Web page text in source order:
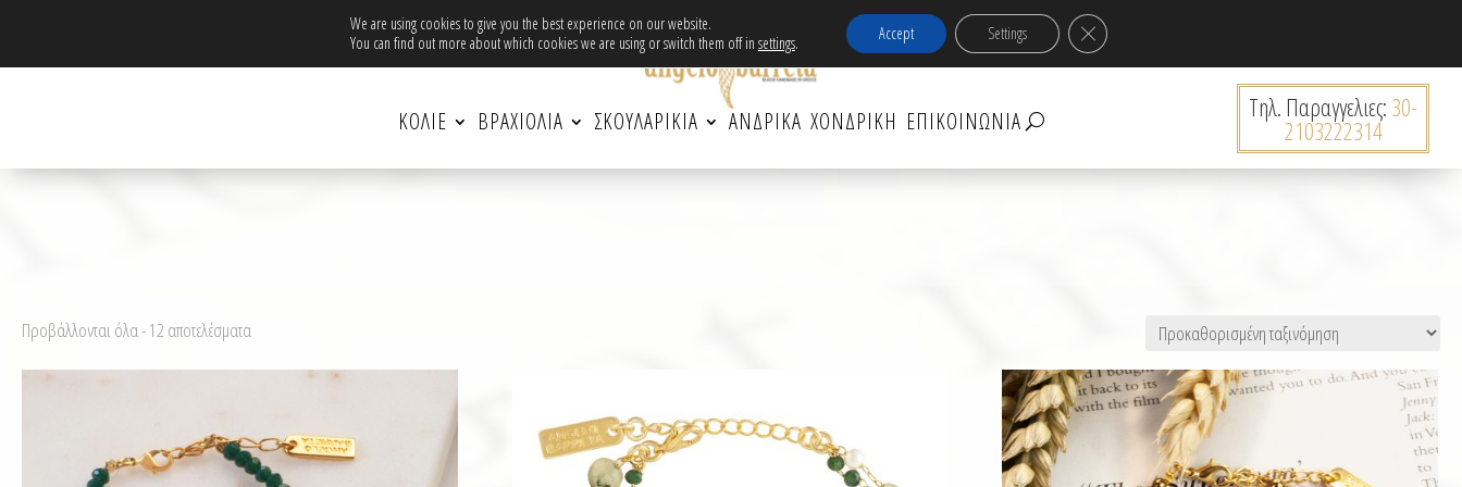
Δωρεάν μεταφορικά εντός Ελλάδας για αγορές άνω των 30€!
ΚΟΛΙΕ ΒΡΑΧΙΟΛΙΑ ΣΚΟΥΛΑΡΙΚΙΑ ΑΝΔΡΙΚΆ ΧΟΝΔΡΙΚΗ ΕΠΙΚΟΙΝΩΝΊΑ Tηλ. Παραγγελιες: 30-
2103222314
Προβάλλονται όλα - 12 αποτελέσματα
We are using cookies to give you the best experience on our website.
You can find out more about which cookies we are using or switch them off in settings. Accept Settings Κλείσιμο του Cookie banner για το GDPR